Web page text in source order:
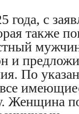
года, с
также
и
По
Женщина